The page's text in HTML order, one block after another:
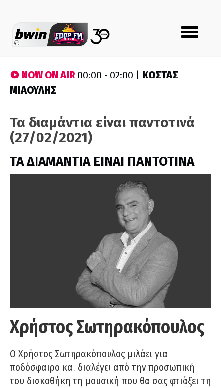
Toggle
navigation
NOW ON AIR00:00 - 02:00 | ΚΩΣΤΑΣ
ΜΙΑΟΥΛΗΣ
Τα διαμάντια είναι παντοτινά
(27/02/2021)
ΤΑ ΔΙΑΜΑΝΤΙΑ ΕΙΝΑΙ ΠΑΝΤΟΤΙΝΑ
Χρήστος Σωτηρακόπουλος
Ο Χρήστος Σωτηρακόπουλος μιλάει για
ποδόσφαιρο και διαλέγει από την προσωπική
του δισκοθήκη τη μουσική που θα σας φτιάξει τη